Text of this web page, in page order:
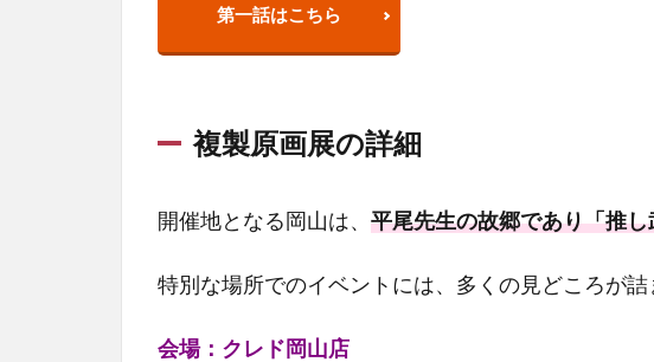
展の
第一話はこちら
複製原画展の詳細
開催地となる岡山は、 平尾先生の故郷であり「推
特別な場所でのイベントには、多くの見どころが
会場：クレド岡山店